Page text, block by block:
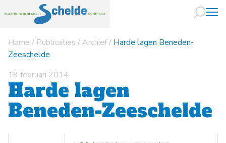
Naar
Home / Publicaties /Archief/ Harde lagen Beneden-
Zeeschelde
19 februari 2014
Harde lagen
Beneden-Zeeschelde